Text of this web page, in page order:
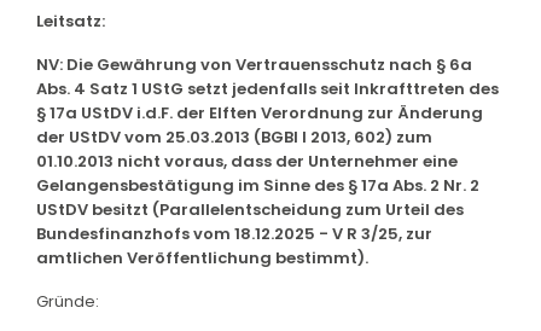
Leitsatz:
NV: Die Gewährung von Vertrauensschutz nach § 6a
Abs. 4 Satz 1 UStG setzt jedenfalls seit Inkrafttreten des
§ 17a UStDV i.d.F. der Elften Verordnung zur Änderung
der UStDV vom 25.03.2013 (BGBl I 2013, 602) zum
01.10.2013 nicht voraus, dass der Unternehmer eine
Gelangensbestätigung im Sinne des § 17a Abs. 2 Nr. 2
UStDV besitzt (Parallelentscheidung zum Urteil des
Bundesfinanzhofs vom 18.12.2025 - V R 3/25, zur
amtlichen Veröffentlichung bestimmt).
Gründe: